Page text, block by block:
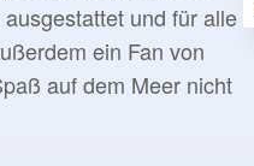
und für alle
ein Fan von
auf dem Meer nicht